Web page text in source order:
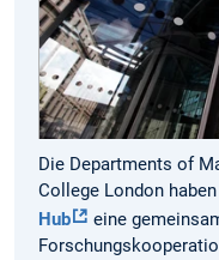
Die Departments of
College London
Hub
eine